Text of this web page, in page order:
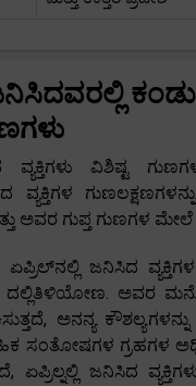
ವ್ಯಕ್ತಿಗಳು ವಿಶಿಷ್ಟ
ವ್ಯಕ್ತಿಗಳ
ಅವರ ಗುಪ್ತ ಗುಣಗಳ ಮೇಲೆ
ಜನಿಸಿದ ವ್ಯಕ್ತಿಗಳ
ದಲ್ಲಿತಿಳಿಯೋಣ. ಅವರ
ಅನನ್ಯ ಕೌಶಲ್ಯಗಳನ್ನು
ಸಂತೋಷಗಳ ಗ್ರಹಗಳ
ಏಪ್ರಿಲ್ನಲ್ಲಿ ಜನಿಸಿದ